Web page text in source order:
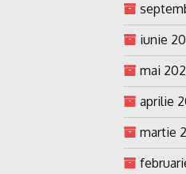
iunie
mai
aprilie
martie